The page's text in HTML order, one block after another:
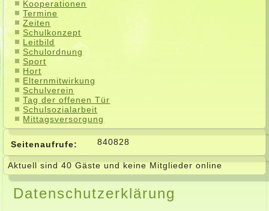
Kooperationen
Termine
Zeiten
Schulkonzept
Leitbild
Schulordnung
Sport
Hort
Elternmitwirkung
Schulverein
Tag der offenen Tür
Schulsozialarbeit
Mittagsversorgung
Seitenaufrufe: 840828
Aktuell sind 40 Gäste und keine Mitglieder online
Datenschutzerklärung